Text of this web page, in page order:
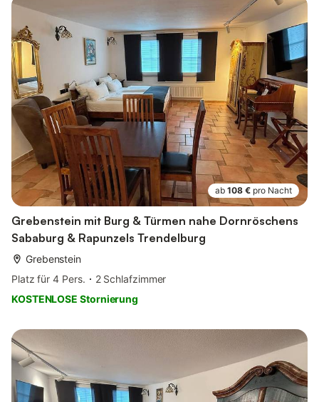
ab 108 € pro Nacht
Grebenstein mit Burg & Türmen nahe Dornröschens
Sababurg & Rapunzels Trendelburg
Grebenstein
Platz für 4 Pers.
2 Schlafzimmer
KOSTENLOSE Stornierung